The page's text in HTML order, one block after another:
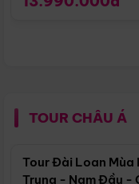
TOUR CHÂU Á
Tour Đài Loan
Trung - Nam Đầu -